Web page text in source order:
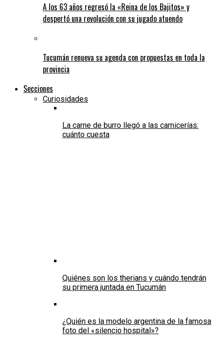
A los 63 años regresó la «Reina de los Bajitos» y
despertó una revolución con su jugado atuendo
Tucumán renueva su agenda con propuestas en toda la
provincia
Secciones
Curiosidades
La carne de burro llegó a las carnicerías:
cuánto cuesta
Quiénes son los therians y cuándo tendrán
su primera juntada en Tucumán
¿Quién es la modelo argentina de la famosa
foto del «silencio hospital»?